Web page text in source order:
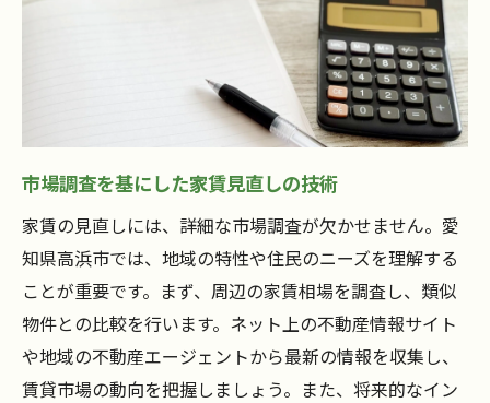
住環境の変化に対応する家賃管理
高浜市の特性に応じたマーケティング戦略
地域密着型のコミュニケーション術
信頼関係を築く家賃管理の重要性と高浜市での
透明性のある情報提供が信頼を生む
オープンなコミュニケーションの確立
長期的な関係を重視した家賃管理
住民との信頼構築に必要な要素
誠実な対応が信頼を強化する
地域コミュニティとの連携強化
市場調査を基にした家賃見直しの技術
家賃の見直しには、詳細な市場調査が欠かせません。愛
知県高浜市では、地域の特性や住民のニーズを理解する
ことが重要です。まず、周辺の家賃相場を調査し、類似
物件との比較を行います。ネット上の不動産情報サイト
や地域の不動産エージェントから最新の情報を収集し、
賃貸市場の動向を把握しましょう。また、将来的なイン